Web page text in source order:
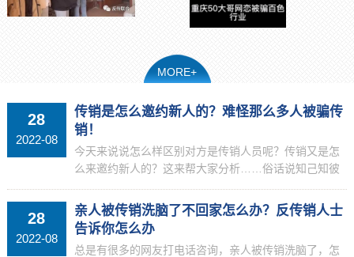
MORE+
28
2022-08
传销是怎么邀约新人的？难怪那么多人被骗传
销！
今天来说说怎么样区别对方是传销人员呢？传销又是怎
么来邀约新人的？这来帮大家分析……俗话说知己知彼
习资料里，邀约的种类有三种，第一，电话邀约。第
二，面对...
28
2022-08
亲人被传销洗脑了不回家怎么办？反传销人士
告诉你怎么办
总是有很多的网友打电话咨询，亲人被传销洗脑了，怎